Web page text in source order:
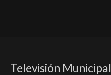
Televisión Municipal